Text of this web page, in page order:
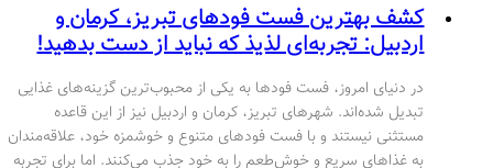
کشف بهترین فست فودهای تبریز، کرمان و
اردبیل: تجربه‌ای لذیذ که نباید از دست بدهید!
در دنیای امروز، فست فودها به یکی از محبوب‌ترین گزینه‌های غذایی
تبدیل شده‌اند. شهرهای تبریز، کرمان و اردبیل نیز از این قاعده
مستثنی نیستند و با فست فودهای متنوع و خوشمزه خود، علاقه‌مندان
به غذاهای سریع و خوش‌طعم را به خود جذب می‌کنند. اما برای تجربه